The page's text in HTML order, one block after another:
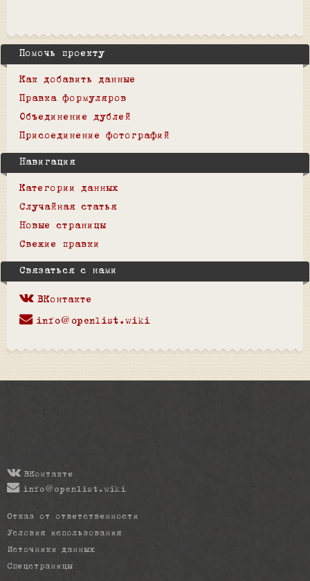
Помочь проекту
Как добавить данные
Правка формуляров
Объединение дублей
Присоединение фотографий
Навигация
Категории данных
Случайная статья
Новые страницы
Свежие правки
Связаться с нами
ВКонтакте
info@openlist.wiki
ВКонтакте
info@openlist.wiki
Отказ от ответственности
Условия использования
Источники данных
Спецстраницы